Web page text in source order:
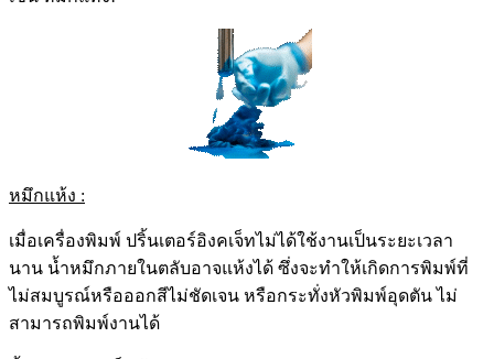
หมึกแห้ง :
เมื่อเครื่องพิมพ์ ปริ้นเตอร์อิงคเจ็ทไม่ได้ใช้งานเป็นระยะเวลา
นาน น้ำหมึกภายในตลับอาจแห้งได้ ซึ่งจะทำให้เกิดการพิมพ์ที่
ไม่สมบูรณ์หรือออกสีไม่ชัดเจน หรือกระทั่งหัวพิมพ์อุดตัน ไม่
สามารถพิมพ์งานได้